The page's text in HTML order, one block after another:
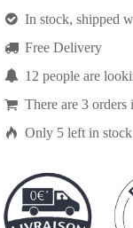
 In stock, shipped
 Free Delivery
 12 people are
 There are 3orders
 Only 5left in stock